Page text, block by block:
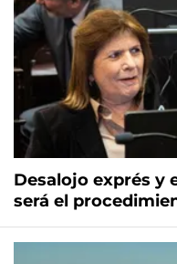
Desalojo exprés y
será el